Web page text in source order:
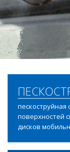
пескоструйная
поверхностей
дисков